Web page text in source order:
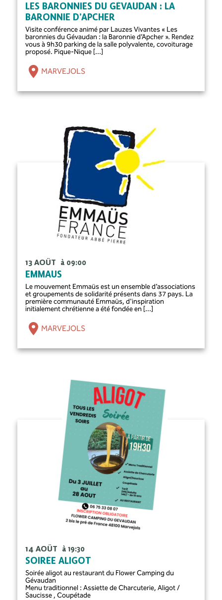
LES BARONNIES DU GÉVAUDAN : LA
BARONNIE D’APCHER
Visite conférence animé par Lauzes Vivantes « Les
baronnies du Gévaudan : la Baronnie d’Apcher ». Rendez
vous à 9h30 parking de la salle polyvalente, covoiturage
proposé. Pique-Nique [...]
MARVEJOLS
13 AOÛT à 09:00
EMMAUS
Le mouvement Emmaüs est un ensemble d’associations
et groupements de solidarité présents dans 37 pays. La
première communauté Emmaüs, d'inspiration
initialement chrétienne a été fondée en [...]
MARVEJOLS
14 AOÛT à 19:30
SOIRÉE ALIGOT
Soirée aligot au restaurant du Flower Camping du
Gévaudan
Menu traditionnel : Assiette de Charcuterie, Aligot /
Saucisse , Coupétade